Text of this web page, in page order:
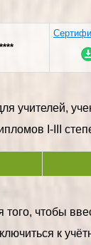
учителей,
I-III
чтобы
к